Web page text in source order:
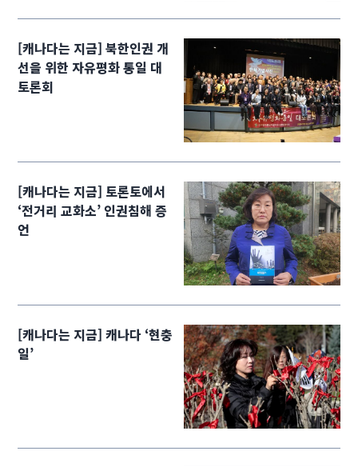
[캐나다는 지금] 북한인권 개
선을 위한 자유평화 통일 대
토론회
[캐나다는 지금] 토론토에서
‘전거리 교화소’ 인권침해 증
언
[캐나다는 지금] 캐나다 ‘현충
일’